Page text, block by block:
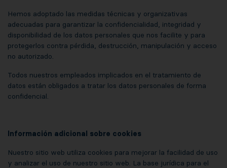
Hemos adoptado las medidas técnicas y organizativas
adecuadas para garantizar la confidencialidad, integridad y
disponibilidad de los datos personales que nos facilite y para
protegerlos contra pérdida, destrucción, manipulación y acceso
no autorizado.
Todos nuestros empleados implicados en el tratamiento de
datos están obligados a tratar los datos personales de forma
confidencial.
Información adicional sobre cookies
Nuestro sitio web utiliza cookies para mejorar la facilidad de uso
y analizar el uso de nuestro sitio web. La base jurídica para el